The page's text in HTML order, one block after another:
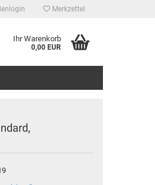
Merkzettel
Ihr Warenkorb
0,00 EUR